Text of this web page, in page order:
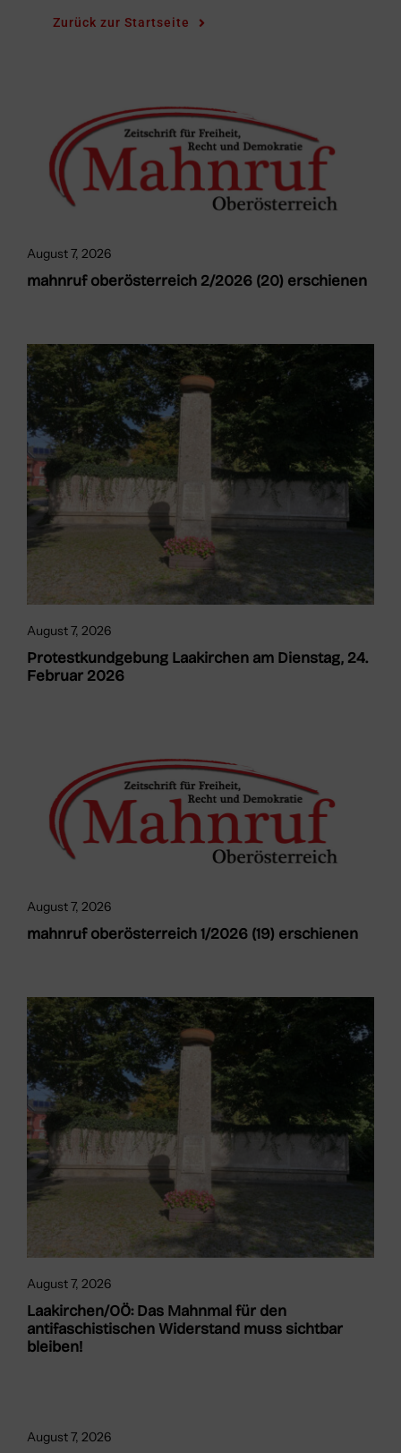
Zurück zur Startseite
August 7, 2026
mahnruf oberösterreich 2/2026 (20) erschienen
August 7, 2026
Protestkundgebung Laakirchen am Dienstag, 24.
Februar 2026
August 7, 2026
mahnruf oberösterreich 1/2026 (19) erschienen
August 7, 2026
Laakirchen/OÖ: Das Mahnmal für den
antifaschistischen Widerstand muss sichtbar
bleiben!
August 7, 2026